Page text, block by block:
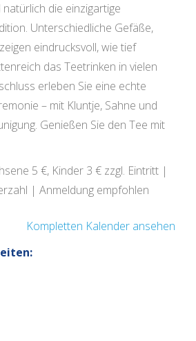
die einzigartige
Unterschiedliche Gefäße,
eindrucksvoll, wie tief
das Teetrinken in vielen
erleben Sie eine echte
– mit Kluntje, Sahne und
Genießen Sie den Tee mit
5 €, Kinder 3 € zzgl. Eintritt |
| Anmeldung empfohlen
Kompletten Kalender ansehen